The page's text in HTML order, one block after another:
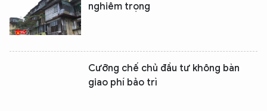
nghiêm trọng
Cưỡng chế chủ đầu tư không bàn
giao phí bảo trì